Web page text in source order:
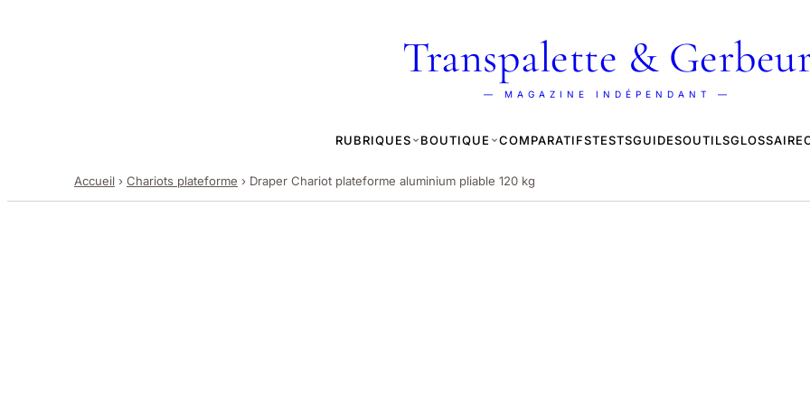
Transpalette &
— MAGAZINE INDÉPENDANT —
RUBRIQUES BOUTIQUE COMPARATIFSTESTSGUIDESOUTILSGLOSSAIRE
Accueil › Chariots plateforme › Draper Chariot plateforme aluminium pliable 120 kg